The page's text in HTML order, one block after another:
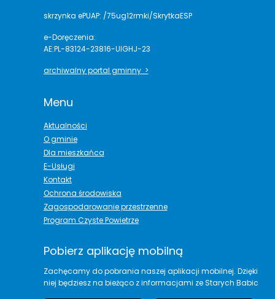
skrzynka ePUAP: /75ug12rmki/SkrytkaESP
e-Doręczenia:
AE:PL-83124-23816-UIGHJ-23
archiwalny portal gminny >
Menu
Aktualności
O gminie
Dla mieszkańca
E-Usługi
Kontakt
Ochrona środowiska
Zagospodarowanie przestrzenne
Program Czyste Powietrze
Pobierz aplikację mobilną
Zachęcamy do pobrania naszej aplikacji mobilnej. Dzięki
niej będziesz na bieżąco z informacjami ze Starych Babic